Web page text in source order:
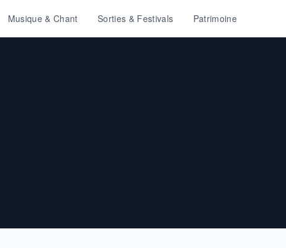
Musique & Chant Sorties & Festivals Patrimoine